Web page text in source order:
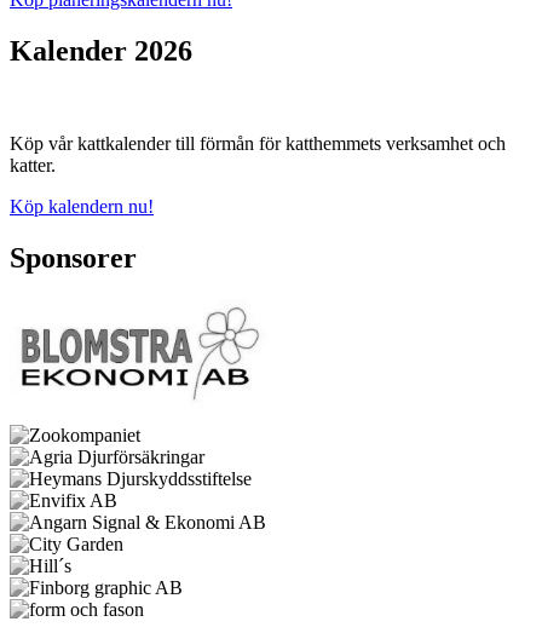
Kalender 2026
Köp vår kattkalender till förmån för katthemmets verksamhet och
katter.
Köp kalendern nu!
Sponsorer